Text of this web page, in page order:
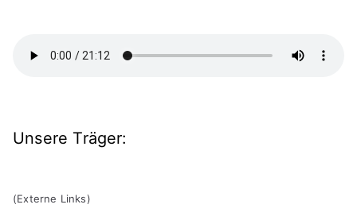
Unsere Träger:
(Externe Links)